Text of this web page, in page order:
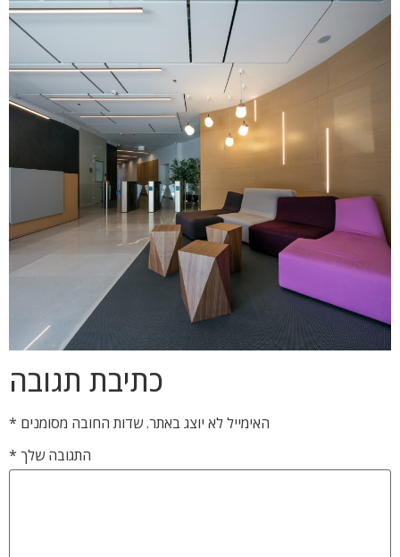
כתיבת תגובה
האימייל לא יוצג באתר.שדות החובה מסומנים *
התגובה שלך *